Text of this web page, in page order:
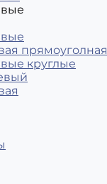
прямоуголная
круглые